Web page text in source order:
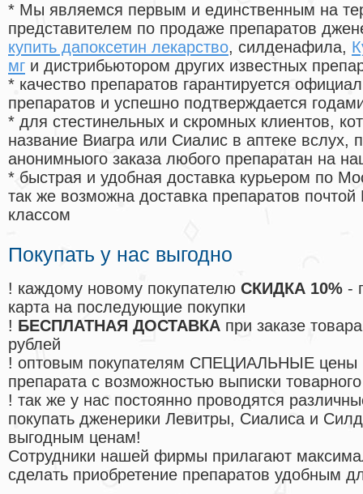
* Мы являемся первым и единственным на
представителем по продаже препаратов
купить дапоксетин лекарство, силденафила,
мг и дистрибьютором других известных
* качество препаратов гарантируется
препаратов и успешно подтверждается
* для стестинельных и скромных клиентов,
название Виагра или Сиалис в аптеке вслух,
анонимныого заказа любого препаратан на
* быстрая и удобная доставка курьером по
так же возможна доставка препаратов
классом
Покупать у нас выгодно
! каждому новому покупателю СКИДКА 10% -
карта на последующие покупки
! БЕСПЛАТНАЯ ДОСТАВКА при заказе
рублей
! оптовым покупателям СПЕЦИАЛЬНЫЕ цены
препарата с возможностью выписки
! так же у нас постоянно проводятся
покупать дженерики Левитры, Сиалиса и
выгодным ценам!
Cотрудники нашей фирмы прилагают
сделать приобретение препаратов удобным